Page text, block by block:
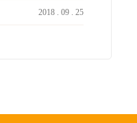
2018 . 09 . 25